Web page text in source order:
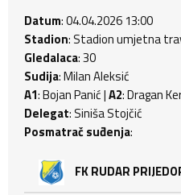
Datum: 04.04.2026 13:00
Stadion: Stadion umjetna
Gledalaca: 30
Sudija: Milan Aleksić
A1: Bojan Panić |A2: Dragan
Delegat: Siniša Stojčić
Posmatrač suđenja:
FK RUDAR